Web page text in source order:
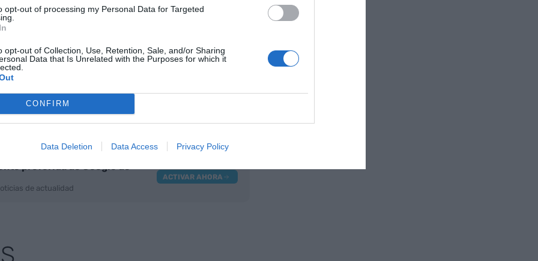
opt-out of processing my Personal Data for Targeted
opt-out of Collection, Use, Retention, Sale, and/or Sharing
Data that Is Unrelated with the Purposes for which it
CONFIRM
Data Deletion Data Access Privacy Policy
y elSpain Audiovisual Hub, que impulsa la
de Openchip el pasado 23 de junio tras
compañía y obtener un miembro fijo en su
del Govern, la sede y el centro de
en Catalunya y la Generalitat tendrá el veto
mientras conserve su participación.
preferida de Google de
de actualidad
ACTIVAR AHORA